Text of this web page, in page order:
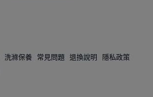
洗滌保養 常見問題 退換說明
隱私政策